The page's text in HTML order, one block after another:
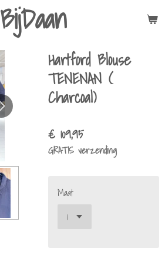
BijDaan
Hartford Blouse
TENENAN (
Charcoal)
€ 109,95
GRATIS verzending
Maat